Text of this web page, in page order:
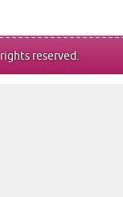
reserved.